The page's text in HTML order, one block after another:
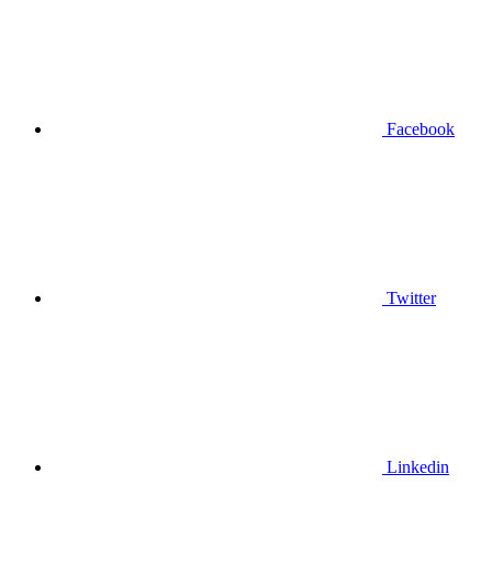
Facebook
Twitter
Linkedin